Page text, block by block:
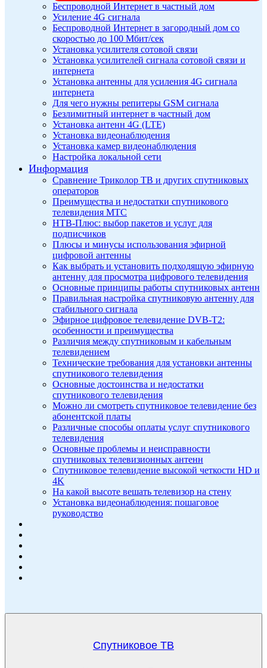
Беспроводной Интернет в частный дом
Усиление 4G сигнала
Беспроводной Интернет в загородный дом со
скоростью до 100 Мбит/сек
Установка усилителя сотовой связи
Установка усилителей сигнала сотовой связи и
интернета
Установка антенны для усиления 4G сигнала
интернета
Для чего нужны репитеры GSM сигнала
Безлимитный интернет в частный дом
Установка антенн 4G (LTE)
Установка видеонаблюдения
Установка камер видеонаблюдения
Настройка локальной сети
Информация
Сравнение Триколор ТВ и других спутниковых
операторов
Преимущества и недостатки спутникового
телевидения МТС
НТВ-Плюс: выбор пакетов и услуг для
подписчиков
Плюсы и минусы использования эфирной
цифровой антенны
Как выбрать и установить подходящую эфирную
антенну для просмотра цифрового телевидения
Основные принципы работы спутниковых антенн
Правильная настройка спутниковую антенну для
стабильного сигнала
Эфирное цифровое телевидение DVB-T2:
особенности и преимущества
Различия между спутниковым и кабельным
телевидением
Технические требования для установки антенны
спутникового телевидения
Основные достоинства и недостатки
спутникового телевидения
Можно ли смотреть спутниковое телевидение без
абонентской платы
Различные способы оплаты услуг спутникового
телевидения
Основные проблемы и неисправности
спутниковых телевизионных антенн
Спутниковое телевидение высокой четкости HD и
4K
На какой высоте вешать телевизор на стену
Установка видеонаблюдения: пошаговое
руководство
Спутниковое ТВ